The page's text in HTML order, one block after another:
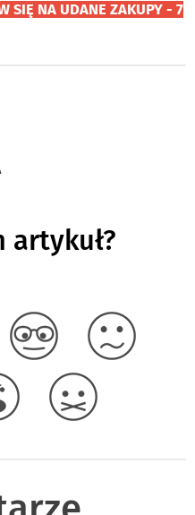
SIĘ NA UDANE ZAKUPY - 7
artykuł?